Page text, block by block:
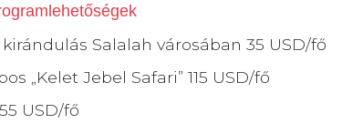
Salalah városában 35 USD/fő
„Kelet Jebel Safari” 115 USD/fő
USD/fő